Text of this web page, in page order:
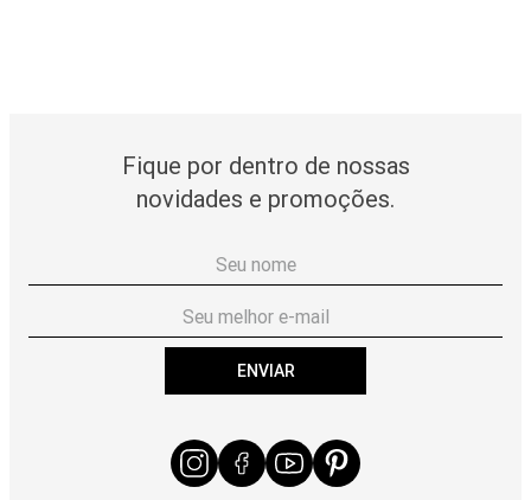
Fique por dentro de nossas
novidades e promoções.
ENVIAR